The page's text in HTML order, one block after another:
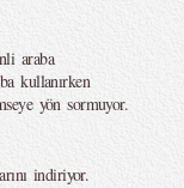
araba
kullanırken
yön sormuyor.
indiriyor.